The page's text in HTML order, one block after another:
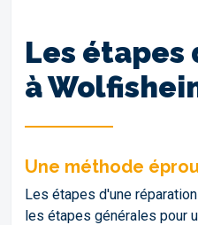
Les étapes
à
Une méthode
Les étapes d'une
les étapes générales pour